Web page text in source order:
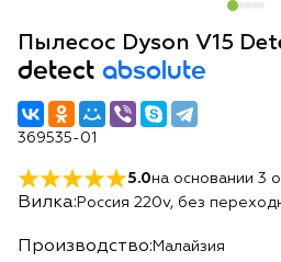
Пылесос Dyson V15
detect absolute
369535-01
5.0на основании 3
Вилка: Россия 220v, без
Производство: Малайзия